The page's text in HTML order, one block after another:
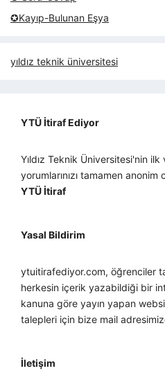
✪Kayıp-Bulunan Eşya
yıldız teknik üniversitesi
YTÜ İtiraf Ediyor
Yıldız Teknik Üniversitesi'nin
yorumlarınızı tamamen anonim
YTÜ İtiraf
Yasal Bildirim
ytuitirafediyor.com, öğrenciler
herkesin içerik yazabildiği bir
kanuna göre yayın yapan
talepleri için bize mail
İletişim